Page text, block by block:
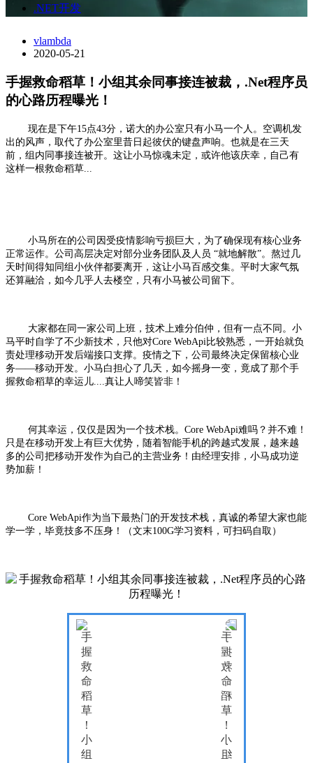
.NET开发
vlambda
2020-05-21
手握救命稻草！小组其余同事接连被裁，.Net程序员
的心路历程曝光！
现在是下午15点43分，诺大的办公室只有小马一个人。空调机发
出的风声，取代了办公室里昔日起彼伏的键盘声响。 也就是在三天
前 ，组内同事接连被开。这让小马惊魂未定，或许他该庆幸，自己有
这样一根救命稻草...
小马所在的公司因受疫情影响亏损巨大，为了确保现有核心业务
正常运作。公司高层决定对部分业务团队及人员 “就地解散”。熬过几
天时间得知同组小伙伴都要离开，这让小马百感交集。平时大家气氛
还算融洽，如今几乎人去楼空，只有小马被公司留下。
大家都在同一家公司上班，技术上难分伯仲，但有一点不同。小
马平时自学了不少新技术，只他对Core WebApi比较熟悉，一开始就负
责处理移动开发后端接口支撑。疫情之下，公司最终决定保留核心业
务——移动开发。小马白担心了几天，如今摇身一变，竟成了那个手
握救命稻草的幸运儿....真让人啼笑皆非！
何其幸运，仅仅是因为一个技术栈。Core WebApi难吗？并不难！
只是在移动开发上有巨大优势，随着智能手机的跨越式发展，越来越
多的公司把移动开发作为自己的主营业务！由经理安排，小马成功逆
势加薪！
Core WebApi作为当下最热门的开发技术栈， 真诚的希望大家也能
学一学，毕竟技多不压身！
（文末100G学习资料，可扫码自取）